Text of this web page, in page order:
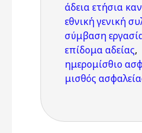
άδεια ετήσια
εθνική γενική
σύμβαση
επίδομα αδείας,
ημερομίσθιο
μισθός